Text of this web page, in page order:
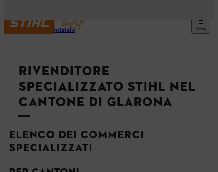
Menu
Pagina iniziale
RIVENDITORE
SPECIALIZZATO STIHL NEL
CANTONE DI GLARONA
ELENCO DEI COMMERCI
SPECIALIZZATI